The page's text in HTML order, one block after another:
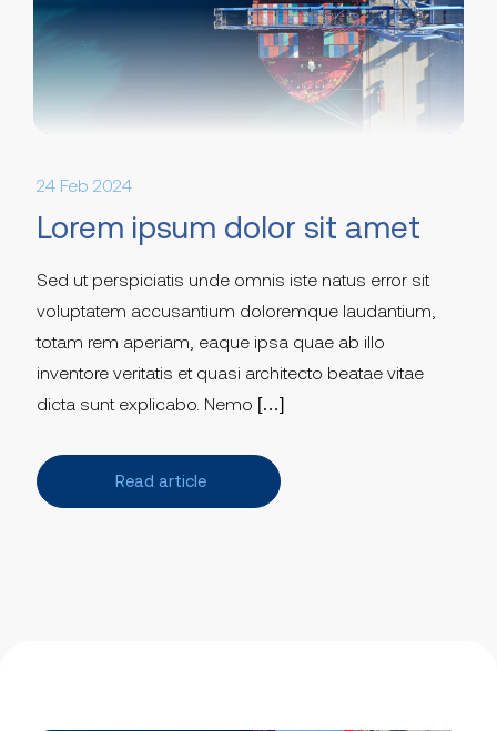
24 Feb 2024
Lorem ipsum dolor sit amet
Sed ut perspiciatis unde omnis iste natus error sit
voluptatem accusantium doloremque laudantium,
totam rem aperiam, eaque ipsa quae ab illo
inventore veritatis et quasi architecto beatae vitae
dicta sunt explicabo. Nemo […]
Read article